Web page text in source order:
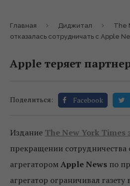
Главная Диджитал
The
отказалась сотрудничать с Apple
Apple теряет
Поделиться: Facebook
Издание The New York Times
прекращении
агрегаторомApple News по
агрегатор ограничивал